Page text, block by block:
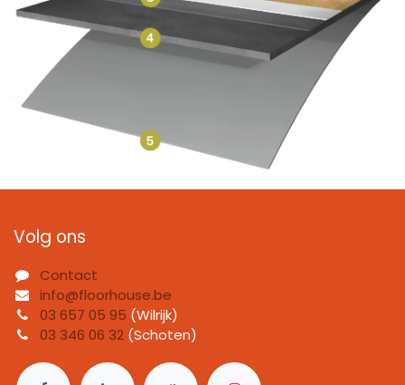
Volg ons
Contact
info@floorhouse.be
03 657 05 95 (Wilrijk)
03 346 06 32 (Schoten)